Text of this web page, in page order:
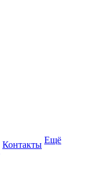
Контакты Ещё